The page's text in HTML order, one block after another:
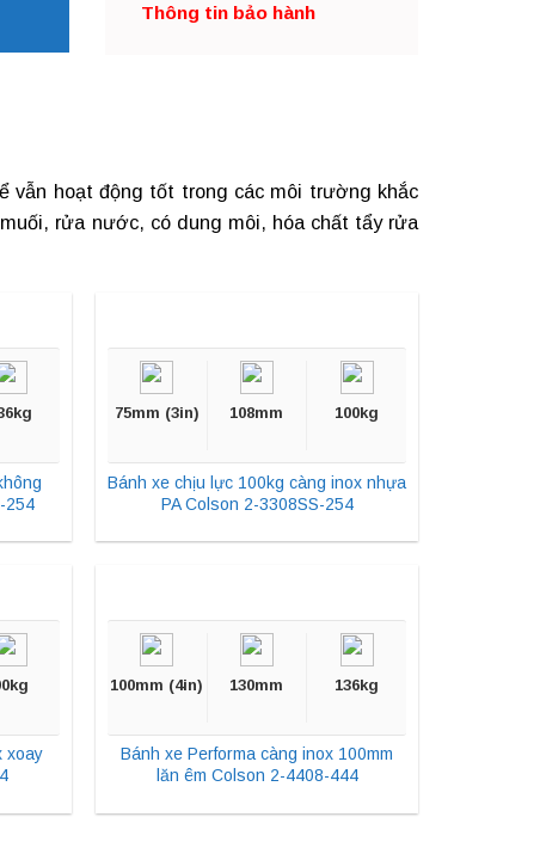
Thông tin bảo hành
vẫn hoạt động tốt trong các môi trường khắc
rửa nước, có dung môi, hóa chất tẩy rửa
254
75mm (3in) 108mm 100kg
Bánh xe chịu lực 100kg càng inox nhựa
PA Colson 2-3308SS-254
xoay
100mm (4in) 130mm 136kg
Bánh xe Performa càng inox 100mm
lăn êm Colson 2-4408-444